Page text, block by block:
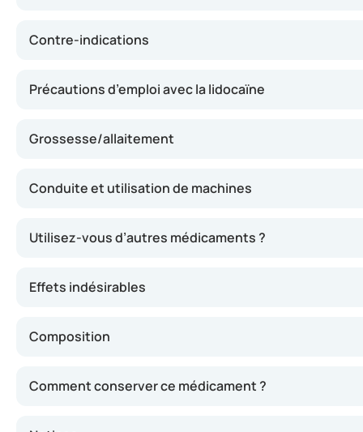
Contre-indications
Précautions d’emploi avec la lidocaïne
Grossesse/allaitement
Conduite et utilisation de machines
Utilisez-vous d’autres médicaments ?
Effets indésirables
Composition
Comment conserver ce médicament ?